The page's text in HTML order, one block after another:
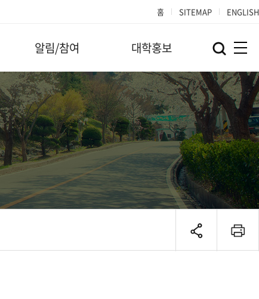
홈 SITEMAP ENGLISH
알림/참여 대학홍보